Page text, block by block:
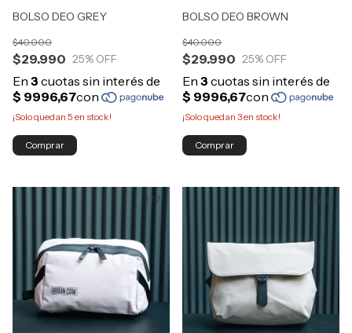
BOLSO DEO GREY
$29.990
$40.000
25% OFF
¡Solo quedan 5 en stock!
Comprar
BOLSO DEO BROWN
$29.990
$40.000
25% OFF
¡Solo quedan 3en stock!
Comprar
1 / 7 1 / 9